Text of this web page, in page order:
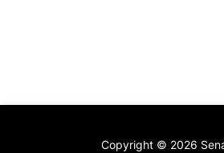
Copyright © 2026